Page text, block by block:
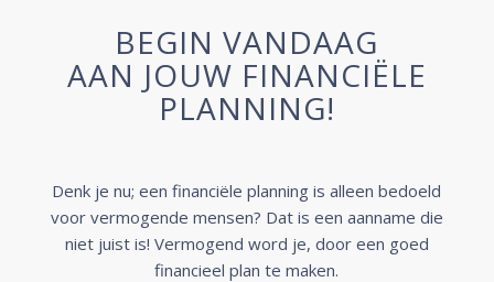
BEGIN VANDAAG
AAN JOUW FINANCIËLE
PLANNING!
Denk je nu; een financiële planning is alleen bedoeld
voor vermogende mensen? Dat is een aanname die
niet juist is! Vermogend word je, door een goed
financieel plan te maken.